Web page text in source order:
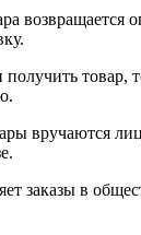
возвращается
товар,
вручаются
заказы в